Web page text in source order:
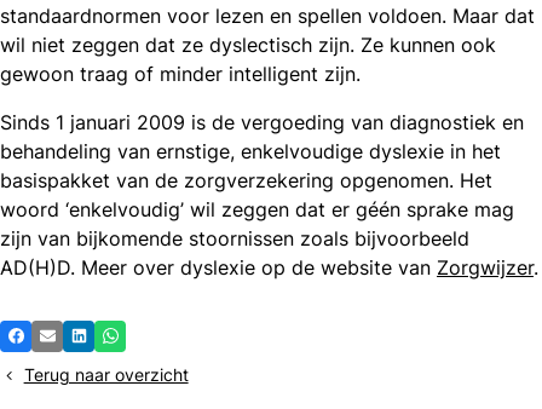
standaardnormen voor lezen en spellen voldoen. Maar dat
wil niet zeggen dat ze dyslectisch zijn. Ze kunnen ook
gewoon traag of minder intelligent zijn.
Sinds 1 januari 2009 is de vergoeding van diagnostiek en
behandeling van ernstige, enkelvoudige dyslexie in het
basispakket van de zorgverzekering opgenomen. Het
woord ‘enkelvoudig’ wil zeggen dat er géén sprake mag
zijn van bijkomende stoornissen zoals bijvoorbeeld
AD(H)D. Meer over dyslexie op de website van Zorgwijzer.
Deel
bericht
Facebook
E-mailLinkedInWhatsapp
Terug naar overzicht